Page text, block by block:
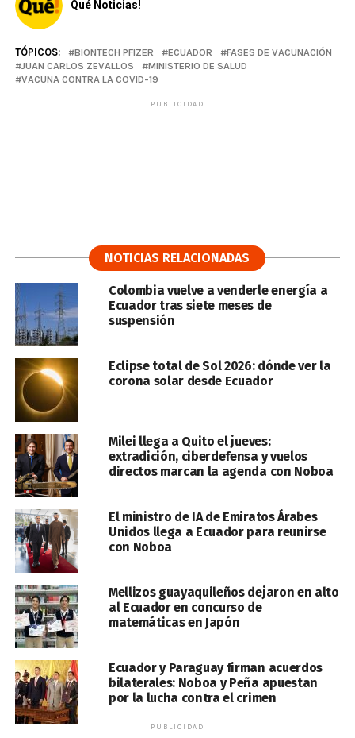
Qué Noticias!
TÓPICOS: BIONTECH PFIZER ECUADOR
FASES DE VACUNACIÓN
JUAN CARLOS ZEVALLOS
MINISTERIO DE SALUD
VACUNA CONTRA LA COVID-19
PUBLICIDAD
NOTICIAS RELACIONADAS
Colombia vuelve a venderle energía a
Ecuador tras siete meses de
suspensión
Eclipse total de Sol 2026: dónde ver la
corona solar desde Ecuador
Milei llega a Quito el jueves:
extradición, ciberdefensa y vuelos
directos marcan la agenda con Noboa
El ministro de IA de Emiratos Árabes
Unidos llega a Ecuador para reunirse
con Noboa
Mellizos guayaquileños dejaron en alto
al Ecuador en concurso de
matemáticas en Japón
Ecuador y Paraguay firman acuerdos
bilaterales: Noboa y Peña apuestan
por la lucha contra el crimen
PUBLICIDAD